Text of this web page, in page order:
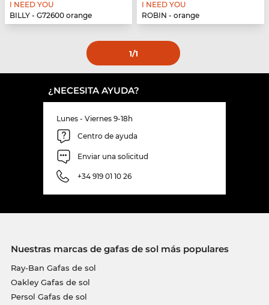
I NEED YOU
BILLY - G72600 orange
I NEED YOU
ROBIN - orange
1/1
¿NECESITA AYUDA?
Lunes - Viernes 9-18h
Centro de ayuda
Enviar una solicitud
+34 919 01 10 26
Nuestras marcas de gafas de sol más populares
Ray-Ban Gafas de sol
Oakley Gafas de sol
Persol Gafas de sol